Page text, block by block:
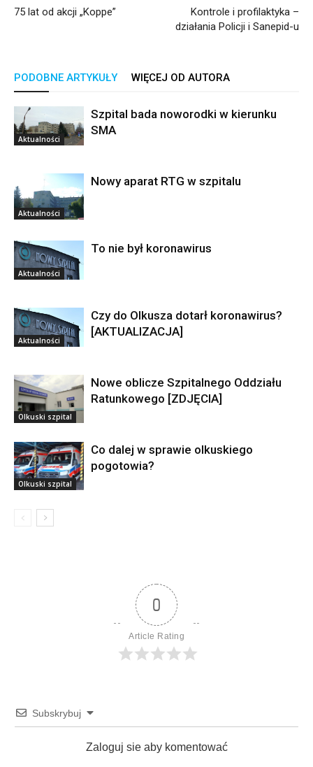
75 lat od akcji „Koppe”
Kontrole i profilaktyka –
działania Policji i Sanepid-u
PODOBNE ARTYKUŁY WIĘCEJ OD AUTORA
Aktualności
Szpital bada noworodki w kierunku
SMA
Aktualności
Nowy aparat RTG w szpitalu
Aktualności
To nie był koronawirus
Aktualności
Czy do Olkusza dotarł koronawirus?
[AKTUALIZACJA]
Olkuski szpital
Nowe oblicze Szpitalnego Oddziału
Ratunkowego [ZDJĘCIA]
Olkuski szpital
Co dalej w sprawie olkuskiego
pogotowia?
0
Article Rating
Subskrybuj
Zaloguj sie aby komentować